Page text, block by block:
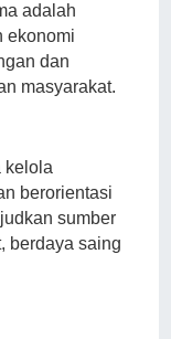
adalah
ekonomi
dan
masyarakat.
kelola
berorientasi
sumber
berdaya saing